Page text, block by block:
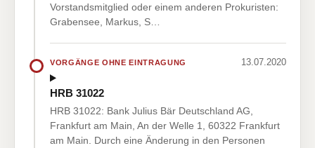
Vorstandsmitglied oder einem anderen Prokuristen:
Grabensee, Markus, S…
VORGÄNGE OHNE EINTRAGUNG 13.07.2020
HRB 31022
HRB 31022: Bank Julius Bär Deutschland AG,
Frankfurt am Main, An der Welle 1, 60322 Frankfurt
am Main. Durch eine Änderung in den Personen